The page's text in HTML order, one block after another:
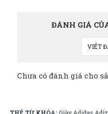
ĐÁNH GIÁ
VIẾT
Chưa có đánh giá cho
THẺ TỪ KHÓA: Giày Adidas